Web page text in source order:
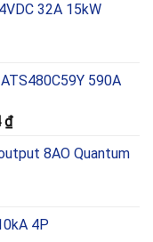
32A 15kW
590A
₫Giá
tại
8AO Quantum
4P